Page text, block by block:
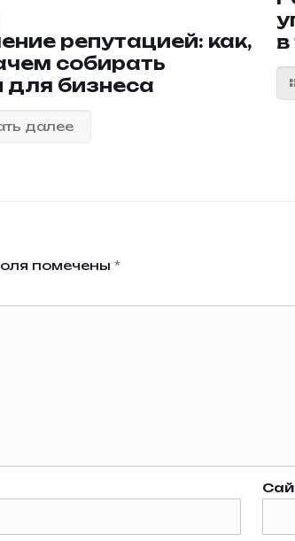
репутацией: как,
собирать
для бизнеса
далее
в
помечены *